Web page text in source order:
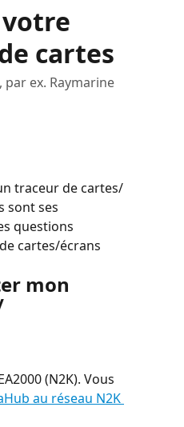
cartes
ex. Raymarine
traceur de cartes/
sont ses
questions
cartes/écrans
mon
(N2K). Vous
au réseau N2K